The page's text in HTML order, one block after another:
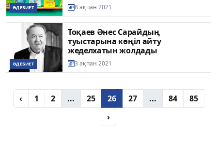
ӘДЕБИЕТ 8 ақпан 2021
ӘДЕБИЕТ
Тоқаев Әнес Сарайдың
туыстарына көңіл айту
жеделхатын жолдады
3 ақпан 2021
‹ 1 2 ... 25 26 27 ... 84
85
›